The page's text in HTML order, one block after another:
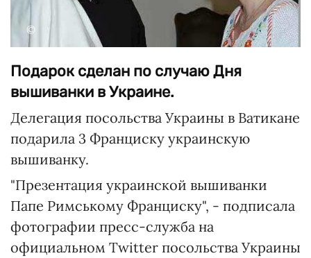
©
Подарок сделан по случаю Дня
вышиванки в Украине.
Делегация посольства Украины в Ватикане
подарила 3 Франциску украинскую
вышиванку.
"Презентация украинской вышиванки
Папе Римському Франциску", - подписала
фотографии пресс-служба на
официальном Twitter посольства Украины